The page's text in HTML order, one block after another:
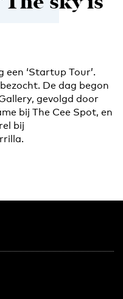
‘Startup Tour’.
De dag begon
gevolgd door
bij The Cee Spot, en
bij